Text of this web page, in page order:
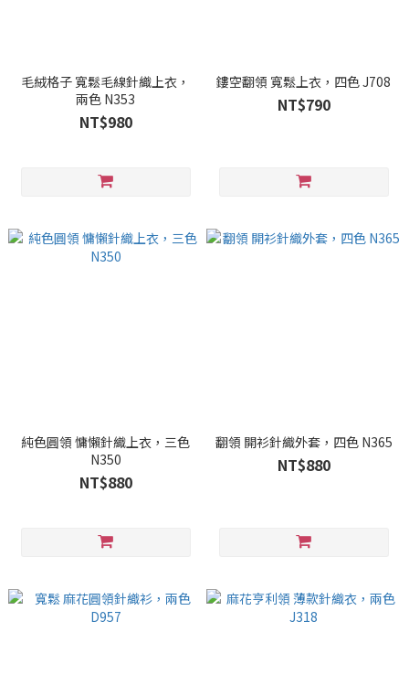
毛絨格子 寬鬆毛線針織上衣，
兩色 N353
NT$980
鏤空翻領 寬鬆上衣，四色 J708
NT$790
純色圓領 慵懶針織上衣，三色
N350
NT$880
翻領 開衫針織外套，四色 N365
NT$880